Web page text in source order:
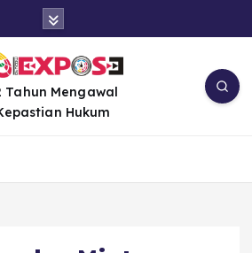
Tahun Mengawal
Hukum